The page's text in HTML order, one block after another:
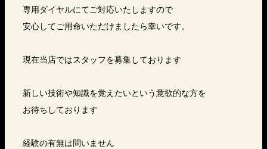
専用ダイヤルにてご対応いたしますので
安心してご用命いただけましたら幸いです。
現在当店ではスタッフを募集しております
新しい技術や知識を覚えたいという意欲的な方を
お待ちしております
経験の有無は問いません